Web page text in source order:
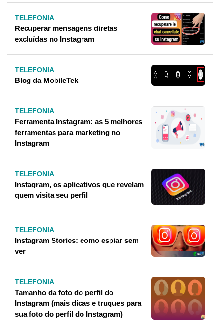
TELEFONIA
Recuperar mensagens diretas
excluídas no Instagram
TELEFONIA
Blog da MobileTek
TELEFONIA
Ferramenta Instagram: as 5 melhores
ferramentas para marketing no
Instagram
TELEFONIA
Instagram, os aplicativos que revelam
quem visita seu perfil
TELEFONIA
Instagram Stories: como espiar sem
ver
TELEFONIA
Tamanho da foto do perfil do
Instagram (mais dicas e truques para
sua foto do perfil do Instagram)